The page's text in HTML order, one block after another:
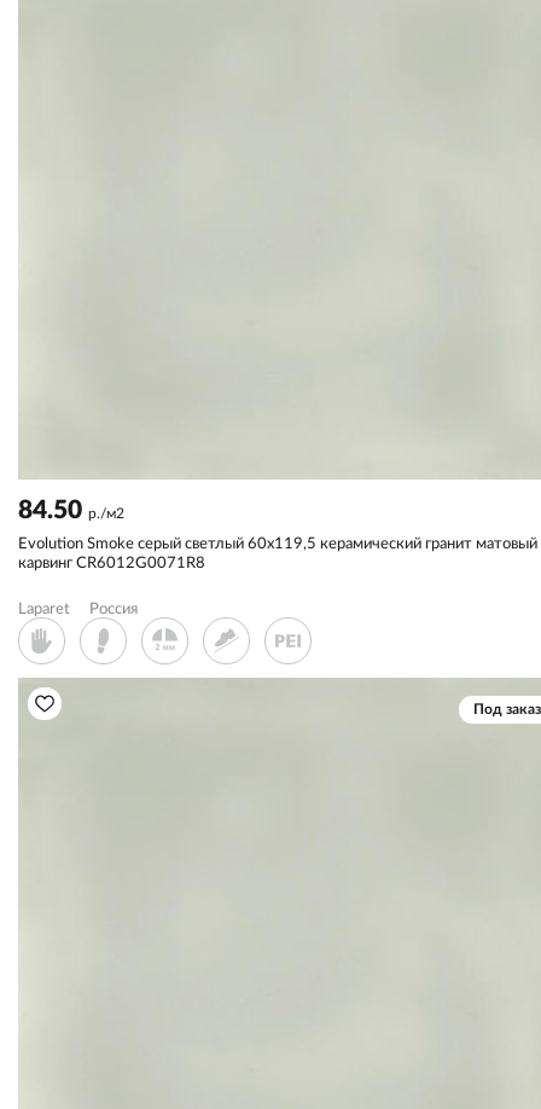
84.50 р./м2
Evolution Smoke серый светлый 60x119,5 керамический гранит матовый
карвинг CR6012G0071R8
Laparet Россия
Под заказ